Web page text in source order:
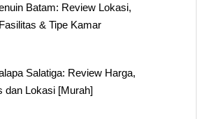
Batam: Review Lokasi,
& Tipe Kamar
Salatiga: Review Harga,
dan Lokasi [Murah]